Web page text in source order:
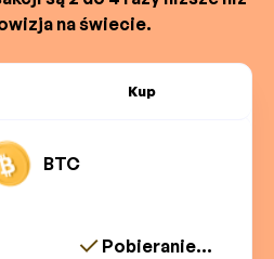
na świecie.
Kup
BTC
Pobieranie...